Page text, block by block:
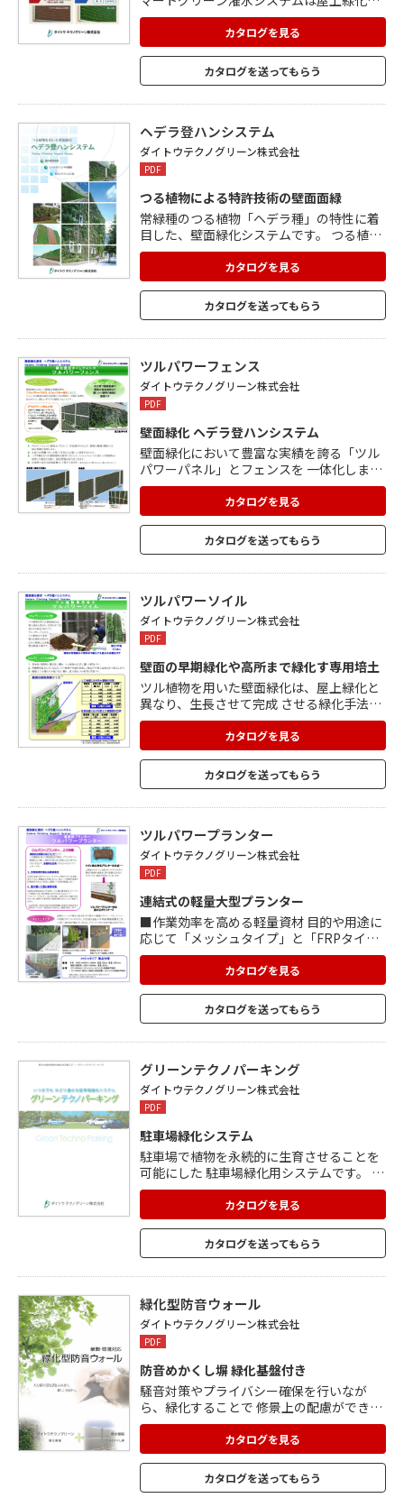
壁面緑化、 地上緑化、農業施設でご利用い
ただけます。 管理が難しく植物が枯死する
というお悩みを解決します。 楽々管理で潅
水トラブルを解決します。 年間を通じて設
定変更が不要で、カンタン操作。安心でエ
カタログを見る
カタログを送ってもらう
ヘデラ登ハンシステム
ダイトウテクノグリーン株式会社
PDF
つる植物による特許技術の壁面面緑
常緑種のつる植物「ヘデラ種」の特性に着
目した、壁面緑化システムです。 つる植物
による壁面緑化の様々な課題を解決すべく
開発されており、つる植物の登はん促進や
登はん形態等に徹底的にこだわった、特許
技術を使用しています。 早期緑化・省メン
テナンスおよび低コスト・永続緑化が特徴
現象の抑制に貢献します。
カタログを見る
カタログを送ってもらう
ツルパワーフェンス
ダイトウテクノグリーン株式会社
PDF
壁面緑化 ヘデラ登ハンシステム
壁面緑化において豊富な実績を誇る「ツル
パワーパネル」とフェンスを 一体化しまし
た。フェンスに緑化を促進すると同時に、
目隠し効果もあわせもつ、新しいタイプの
緑化フェンスです。 「ツルパワーパネル」
とは 天然ヤシ繊維の登ハンマットとウェー
ブメッシュを一体化させた パネルでヘデラ
はカタログをご覧ください。
カタログを見る
カタログを送ってもらう
ツルパワーソイル
ダイトウテクノグリーン株式会社
PDF
壁面の早期緑化や高所まで緑化す専用培土
ツル植物を用いた壁面緑化は、屋上緑化と
異なり、生長させて完成 させる緑化手法で
す。ツルパワーソイルは、ツル植物の生長
促進と 永続性を高めるために開発した有機
質系軽量土壌です。 特徴 1保水性・保肥
性・通気性に優れ、ツル植物の生長に適し
た配合です。 2有機物を配合しているた
のため施工性に優れ、屋上緑化での使用も
可能です。 使用例、サイズなどカタログを
ご覧ください。
カタログを見る
カタログを送ってもらう
ツルパワープランター
ダイトウテクノグリーン株式会社
PDF
連結式の軽量大型プランター
■作業効率を高める軽量資材 目的や用途に
応じて「メッシュタイプ」と「FRPタイ
プ」を用意。 各タイプとも、軽量化を実現
しました。屋上への荷揚や設置の 作業効率
が向上するほか、建物への負荷も軽減しま
す。 ■最大限に土量を確保可能 永続的な壁
面緑化を行う場合、土の量が最重要ポイン
ー」は、材が薄く、延長方向に連絡できる
ため、狭い場所でも最大限に植栽基盤のボ
リュームを確保します。 ■メッシュタイ
プ、FRPタイプ、ステンレスタイプをお選
びください
カタログを見る
カタログを送ってもらう
グリーンテクノパーキング
ダイトウテクノグリーン株式会社
PDF
駐車場緑化システム
駐車場で植物を永続的に生育させることを
可能にした 駐車場緑化用システムです。 1)
タイヤの踏圧から植物を保護 2)土壌の連続
性 3)植物と土壌を分離させない構造 4)土壌
量を確保 植物を苛酷な生育環境から守る
「GTPパネル」を使用。 設置事例、パネル
仕様図、断面図など詳細は カタログをご覧
カタログを見る
カタログを送ってもらう
緑化型防音ウォール
ダイトウテクノグリーン株式会社
PDF
防音めかくし塀 緑化基盤付き
騒音対策やプライバシー確保を行いなが
ら、緑化することで 修景上の配慮ができま
す。 好評のセキスイ防音めかくし塀に緑化
機能をプラス。 駐車場や集客施設にも最適
です。 施工現場に合わせてその場で対応可
能な自由設計が特徴です。 ■防音パネル 遮
音タイプ/吸音タイプ 独自の二重壁構造に
カタログを見る
カタログを送ってもらう